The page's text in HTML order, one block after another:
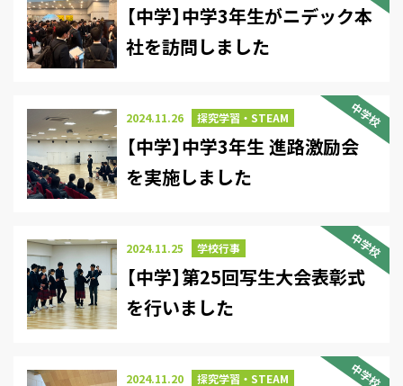
【中学】中学3年生がニデック本
社を訪問しました
中学校
2024.11.26 探究学習・STEAM
【中学】中学3年生 進路激励会
を実施しました
中学校
2024.11.25 学校行事
【中学】第25回写生大会表彰式
を行いました
中学校
2024.11.20 探究学習・STEAM